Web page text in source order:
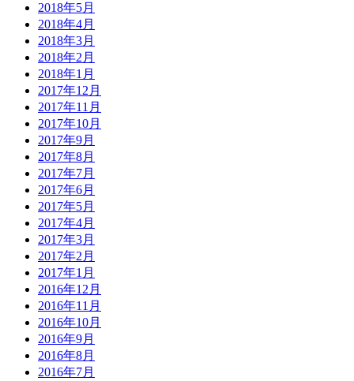
2018年5月
2018年4月
2018年3月
2018年2月
2018年1月
2017年12月
2017年11月
2017年10月
2017年9月
2017年8月
2017年7月
2017年6月
2017年5月
2017年4月
2017年3月
2017年2月
2017年1月
2016年12月
2016年11月
2016年10月
2016年9月
2016年8月
2016年7月